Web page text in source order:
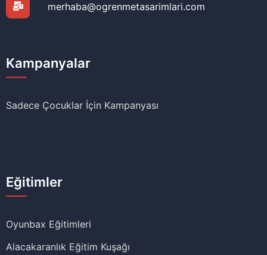
merhaba@ogrenmetasarimlari.com
Kampanyalar
Sadece Çocuklar İçin Kampanyası
Eğitimler
Oyunbax Eğitimleri
Alacakaranlık Eğitim Kuşağı